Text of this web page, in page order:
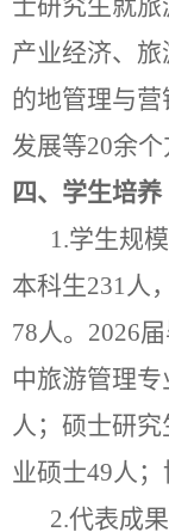
士研究生就
产业经济、
的地管理与
发展等20余个
四、学生培养
1.学生规
本科生231人
78人。 2026
中旅游管理专
人；硕士研究
业硕士49人
2.代表成